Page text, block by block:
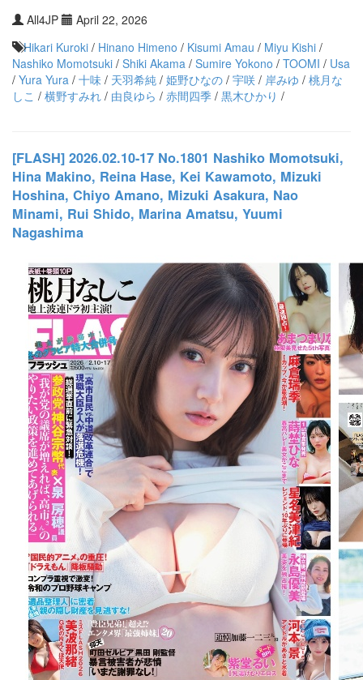
All4JP
April 22, 2026
Hikari Kuroki / Hinano Himeno / Kisumi Amau / Miyu Kishi /
Nashiko Momotsuki / Shiki Akama / Sumire Yokono / TOOMI / Usa
/ Yura Yura / 十味 / 天羽希純 / 姫野ひなの / 宇咲 / 岸みゆ / 桃月な
しこ / 横野すみれ / 由良ゆら / 赤間四季 / 黒木ひかり /
[FLASH] 2026.02.10-17 No.1801 Nashiko Momotsuki,
Hina Makino, Reina Hase, Kei Kawamoto, Mizuki
Hoshina, Chiyo Amano, Mizuki Asakura, Nao
Minami, Rui Shido, Marina Amatsu, Yuumi
Nagashima